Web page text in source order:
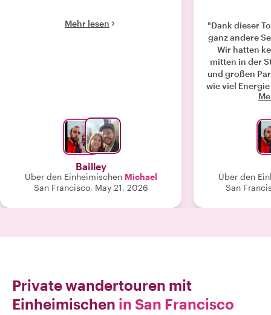
Mehr lesen
Bailley
Über den Einheimischen Michael
San Francisco, May 21, 2026
"Dank dieser
ganz andere
Wir hatten
mitten in der
und großen
wie viel
herrschen.
Anekdoten
Musikszene.
war die
unserem
Erlebnis!
Über den
San
Private wandertouren mit
Einheimischen in San Francisco